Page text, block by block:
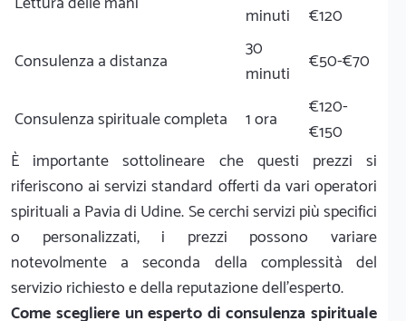
minuti
€120
Consulenza a distanza
30
minuti
€50-€70
Consulenza spirituale completa 1 ora
€120-
€150
È importante sottolineare che questi prezzi si
riferiscono ai servizi standard offerti da vari operatori
spirituali a Pavia di Udine. Se cerchi servizi più specifici
o personalizzati, i prezzi possono variare
notevolmente a seconda della complessità del
servizio richiesto e della reputazione dell’espertо.
Come scegliere un esperto di consulenza spirituale